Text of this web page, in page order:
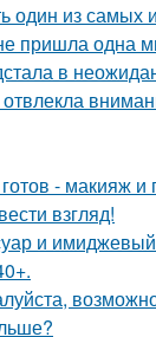
один из самых
пришла одна
в
- макияж и
взгляд!
и